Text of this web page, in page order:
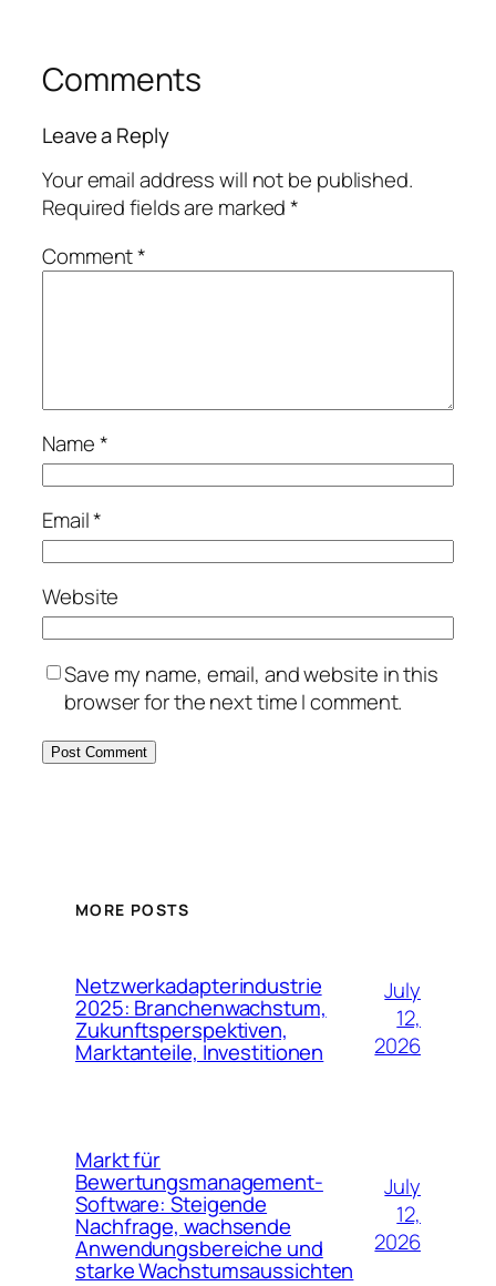
Comments
Leave a Reply
Your email address will not be published.
Required fields are marked*
Comment*
Name*
Email*
Website
Save my name, email, and website in this
browser for the next time I comment.
MORE POSTS
Netzwerkadapterindustrie
2025: Branchenwachstum,
Zukunftsperspektiven,
Marktanteile, Investitionen
July
12,
2026
Markt für
Bewertungsmanagement-
Software: Steigende
Nachfrage, wachsende
Anwendungsbereiche und
starke Wachstumsaussichten
July
12,
2026